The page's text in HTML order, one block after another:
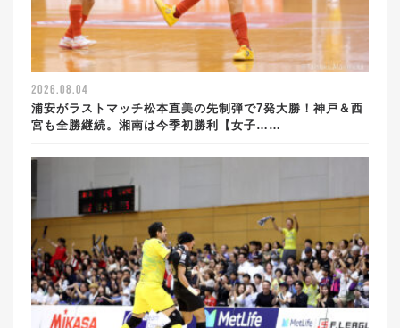
2026.08.04
浦安がラストマッチ松本直美の先制弾で7発大勝！神戸＆西
宮も全勝継続。湘南は今季初勝利【女子……